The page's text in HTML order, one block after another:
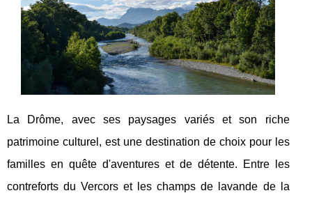
La Drôme, avec ses paysages variés et son riche
patrimoine culturel, est une destination de choix pour les
familles en quête d'aventures et de détente. Entre les
contreforts du Vercors et les champs de lavande de la